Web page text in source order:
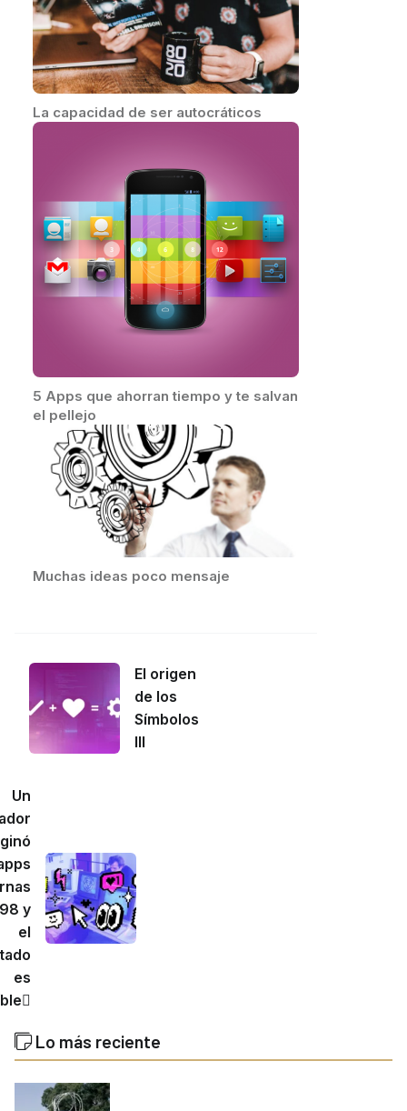
La capacidad de ser autocráticos
5 Apps que ahorran tiempo y te salvan
el pellejo
Muchas ideas poco mensaje
El origen
de los
Símbolos
III
Un
y
el
es
Lo más reciente